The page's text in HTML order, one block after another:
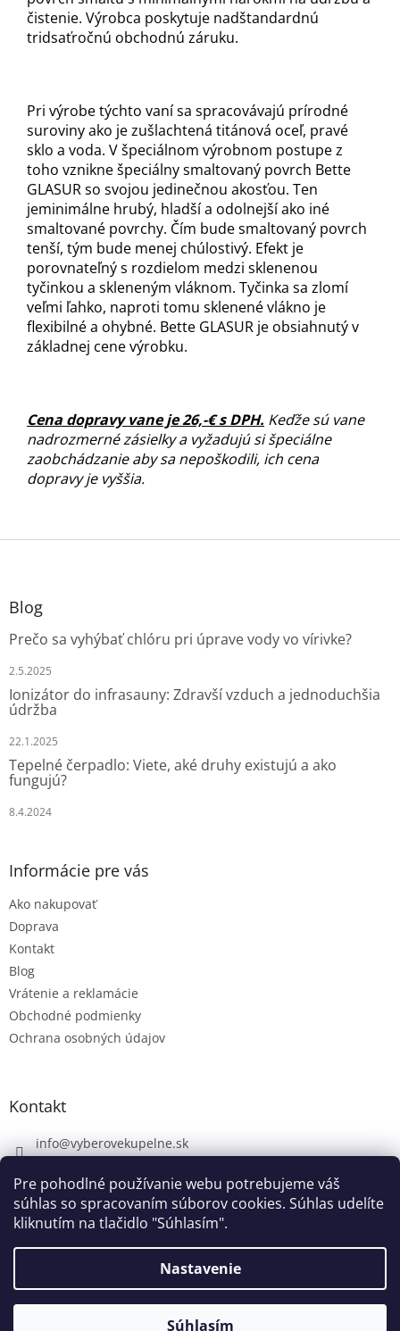
Pre pohodlné používanie webu potrebujeme váš
súhlas so spracovaním súborov cookies. Súhlas udelíte
kliknutím na tlačidlo "Súhlasím".
Nastavenie
Súhlasím
V piatok 7. 8. máme firemnú dovolenku. V prípade potreby nám
napíšte na info@vyberovekupelne.sk. Všetky požiadavky začneme
čistenie. Výrobca poskytuje nadštandardnú
tridsaťročnú obchodnú záruku.
Pri výrobe týchto vaní sa spracovávajú prírodné
suroviny ako je zušlachtená titánová oceľ, pravé
sklo a voda. V špeciálnom výrobnom postupe z
toho vznikne špeciálny smaltovaný povrch Bette
GLASUR so svojou jedinečnou akosťou. Ten
jeminimálne hrubý, hladší a odolnejší ako iné
smaltované povrchy. Čím bude smaltovaný povrch
tenší, tým bude menej chúlostivý. Efekt je
porovnateľný s rozdielom medzi sklenenou
tyčinkou a skleneným vláknom. Tyčinka sa zlomí
veľmi ľahko, naproti tomu sklenené vlákno je
flexibilné a ohybné. Bette GLASUR je obsiahnutý v
základnej cene výrobku.
Cena dopravy vane je 26,-€ s DPH. Keďže sú vane
nadrozmerné zásielky a vyžadujú si špeciálne
zaobchádzanie aby sa nepoškodili, ich cena
dopravy je vyššia.
Z
Blog
Prečo sa vyhýbať chlóru pri úprave vody vo vírivke?
2.5.2025
Ionizátor do infrasauny: Zdravší vzduch a jednoduchšia
údržba
22.1.2025
Tepelné čerpadlo: Viete, aké druhy existujú a ako
fungujú?
8.4.2024
Informácie pre vás
Ako nakupovať
Doprava
Kontakt
Blog
Vrátenie a reklamácie
Obchodné podmienky
Ochrana osobných údajov
Kontakt
info@vyberovekupelne.sk
https://www.facebook.com/vyberovekoupelny/
Vytvoril Shoptet
Výberové kúpeľne. Všetky práva vyhradené.